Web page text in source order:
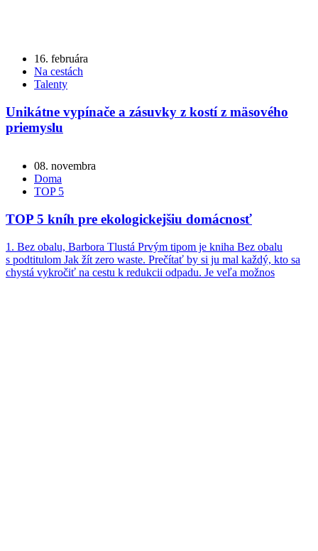
16. februára
Na cestách
Talenty
Unikátne vypínače a zásuvky z kostí z mäsového
priemyslu
08. novembra
Doma
TOP 5
TOP 5 kníh pre ekologickejšiu domácnosť
1. Bez obalu, Barbora Tlustá Prvým tipom je kniha Bez obalu
s podtitulom Jak žít zero waste. Prečítať by si ju mal každý, kto sa
chystá vykročiť na cestu k redukcii odpadu. Je veľa možnos